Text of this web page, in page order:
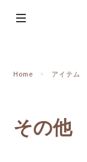
Home アイテム
その他